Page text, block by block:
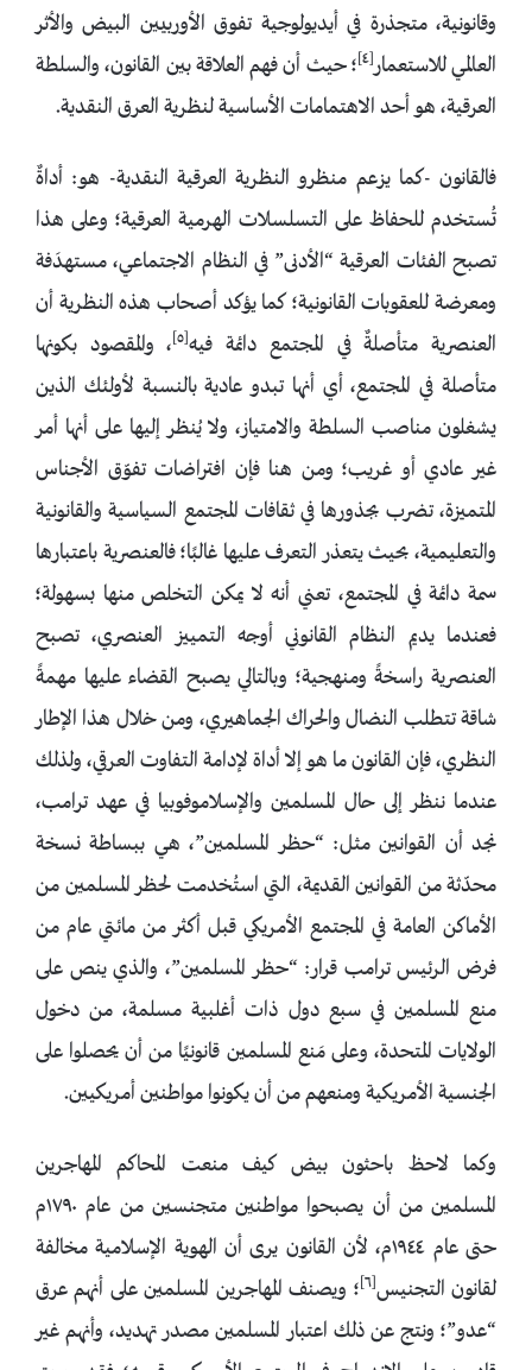
وقانونية، متجذرة في أيديولوجية تفوق الأوربيين البيض والأثر
العالمي للاستعمار[٤] ؛ حيث أن فهم العلاقة بين القانون، والسلطة
العرقية، هو أحد الاهتمامات الأساسية لنظرية العرق النقدية.
فالقانون -كما يزعم منظرو النظرية العرقية النقدية- هو: أداةٌ
تُستخدم للحفاظ على التسلسلات الهرمية العرقية؛ وعلى هذا
تصبح الفئات العرقية “الأدنى” في النظام الاجتماعي، مستهدَفة
ومعرضة للعقوبات القانونية؛ كما يؤكد أصحاب هذه النظرية أن
العنصرية متأصلةٌ في المجتمع دائمة فيه[٥]
، والمقصود بكونها
متأصلة في المجتمع، أي أنها تبدو عادية بالنسبة لأولئك الذين
يشغلون مناصب السلطة والامتياز، ولا يُنظر إليها على أنها أمر
غير عادي أو غريب؛ ومن هنا فإن افتراضات تفوّق الأجناس
المتميزة، تضرب بجذورها في ثقافات المجتمع السياسية والقانونية
والتعليمية، بحيث يتعذر التعرف عليها غالبًا؛ فالعنصرية باعتبارها
سمة دائمة في المجتمع، تعني أنه لا يمكن التخلص منها بسهولة؛
فعندما يديم النظام القانوني أوجه التمييز العنصري، تصبح
العنصرية راسخةً ومنهجية؛ وبالتالي يصبح القضاء عليها مهمةً
شاقة تتطلب النضال والحراك الجماهيري، ومن خلال هذا الإطار
النظري، فإن القانون ما هو إلا أداة لإدامة التفاوت العرقي، ولذلك
عندما ننظر إلى حال المسلمين والإسلاموفوبيا في عهد ترامب،
نجد أن القوانين مثل: “حظر المسلمين”، هي ببساطة نسخة
محدّثة من القوانين القديمة، التي استُخدمت لحظر المسلمين من
الأماكن العامة في المجتمع الأمريكي قبل أكثر من مائتي عام من
فرض الرئيس ترامب قرار: “حظر المسلمين”، والذي ينص على
منع المسلمين في سبع دول ذات أغلبية مسلمة، من دخول
الولايات المتحدة، وعلى مَنع المسلمين قانونيًا من أن يحصلوا على
الجنسية الأمريكية ومنعهم من أن يكونوا مواطنين أمريكيين.
وكما لاحظ باحثون بيض كيف منعت المحاكم المهاجرين
المسلمين من أن يصبحوا مواطنين متجنسين من عام ١٧٩٠م
حتى عام ١٩٤٤م، لأن القانون يرى أن الهوية الإسلامية مخالفة
لقانون التجنيس[٦] ؛ ويصنف المهاجرين المسلمين على أنهم عرق
“عدو”؛ ونتج عن ذلك اعتبار المسلمين مصدر تهديد، وأنهم غير